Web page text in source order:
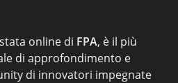
online di FPA, è il più
di approfondimento e
di innovatori impegnate